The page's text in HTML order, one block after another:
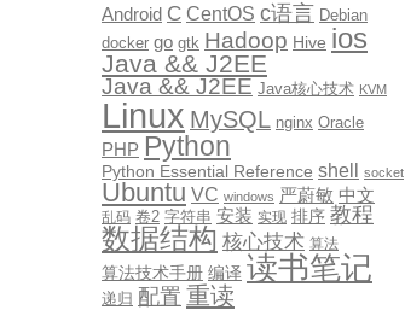
Android C CentOS c语言 Debian
docker go gtk Hadoop Hive ios
Java && J2EE
Java && J2EE Java核心技术 KVM
Linux MySQL nginx Oracle
PHP Python
Python Essential Reference shell socket
Ubuntu VC windows 严蔚敏 中文
乱码 卷2 字符串 安装 实现 排序 教程
数据结构 核心技术 算法
算法技术手册 编译 读书笔记
递归 配置 重读